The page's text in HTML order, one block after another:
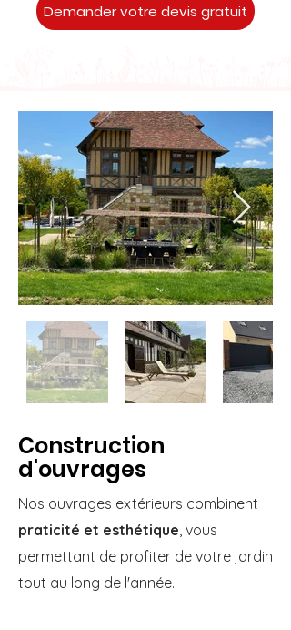
Demander votre devis gratuit
Construction
d'ouvrages
Nos ouvrages extérieurs combinent
praticité et esthétique, vous
permettant de profiter de votre jardin
tout au long de l'année.